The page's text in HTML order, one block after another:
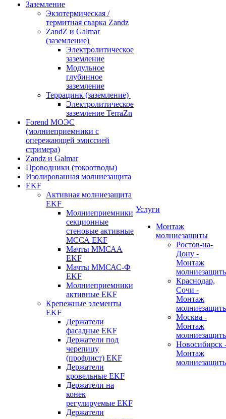
Заземление
Экзотермическая /
термитная сварка Zandz
ZandZ и Galmar
(заземление)
Электролитическое
заземление
Модульное
глубинное
заземление
Террацинк (заземление)
Электролитическое
заземление TerraZn
Forend МОЭС
(молниеприемники с
опережающей эмиссией
стримера)
Zandz и Galmar
Проводники (токоотводы)
Изолированная молниезащита
EKF
Активная молниезащита
EKF
Молниеприемники
секционные
стеновые активные
МССА EKF
Мачты ММСАА
EKF
Мачты ММСАС-Ф
EKF
Молниеприемники
активные EKF
Крепежные элементы
EKF
Держатели
фасадные EKF
Держатели под
черепицу
(профлист) EKF
Держатели
кровельные EKF
Держатели на
конек
регулируемые EKF
Держатели
Услуги
Монтаж
молниезащиты
Ростов-на-
Дону -
Монтаж
Краснодар,
Сочи -
Монтаж
Москва -
Монтаж
Новосибирск
Монтаж